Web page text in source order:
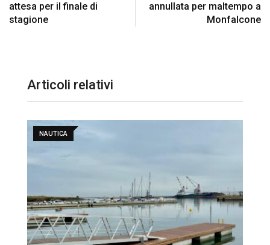
attesa per il finale di
stagione
annullata per maltempo a
Monfalcone
Articoli relativi
NAUTICA